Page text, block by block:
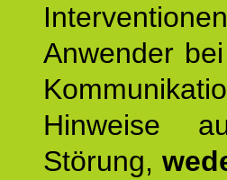
Anwender
Hinweise
Störung,